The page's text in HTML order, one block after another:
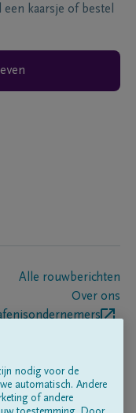
kaarsje of bestel
Alle rouwberichten
Over ons
nodig voor de
automatisch. Andere
of andere